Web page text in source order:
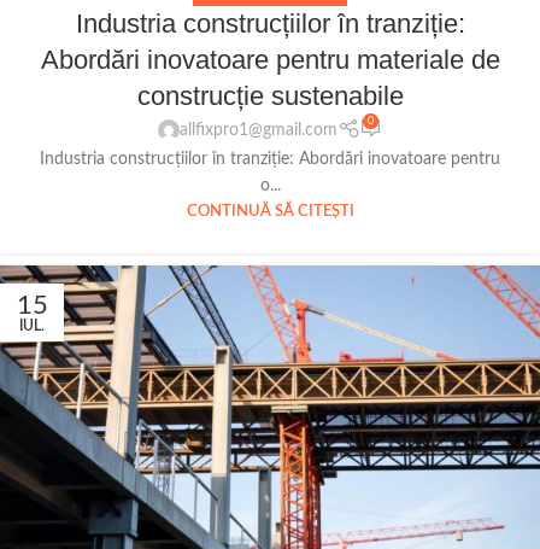
Industria construcțiilor în tranziție:
Abordări inovatoare pentru materiale de
construcție sustenabile
allfixpro1@gmail.com
0
Industria construcțiilor în tranziție: Abordări inovatoare pentru
o...
CONTINUĂ SĂ CITEȘTI
15
IUL.